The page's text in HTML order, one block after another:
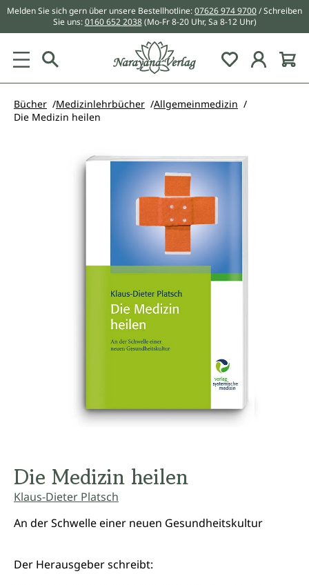
springen
Melden Sie sich gern über unsere Bestellhotline:07626 974 9700/ Schreiben
Sie uns:0160 652 2038 (Mo-Fr 8-20 Uhr, Sa 8-12 Uhr)
Du hast 0
Bücher Medizinlehrbücher
Allgemeinmedizin
Die Medizin heilen
Bildergalerie überspringen
Die Medizin heilen
Klaus-Dieter Platsch
An der Schwelle einer neuen Gesundheitskultur
Der Herausgeber schreibt: